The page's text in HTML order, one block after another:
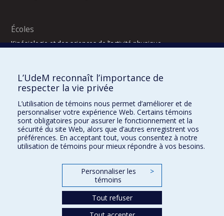
Écoles
Kinésiologie et des sciences de l’activité physique
Directions
DPC
CPASS
Éthique clinique
L’UdeM reconnaît l’importance de
respecter la vie privée
L’utilisation de témoins nous permet d’améliorer et de
personnaliser votre expérience Web. Certains témoins
sont obligatoires pour assurer le fonctionnement et la
sécurité du site Web, alors que d’autres enregistrent vos
préférences. En acceptant tout, vous consentez à notre
utilisation de témoins pour mieux répondre à vos besoins.
Personnaliser les
témoins
>
Tout refuser